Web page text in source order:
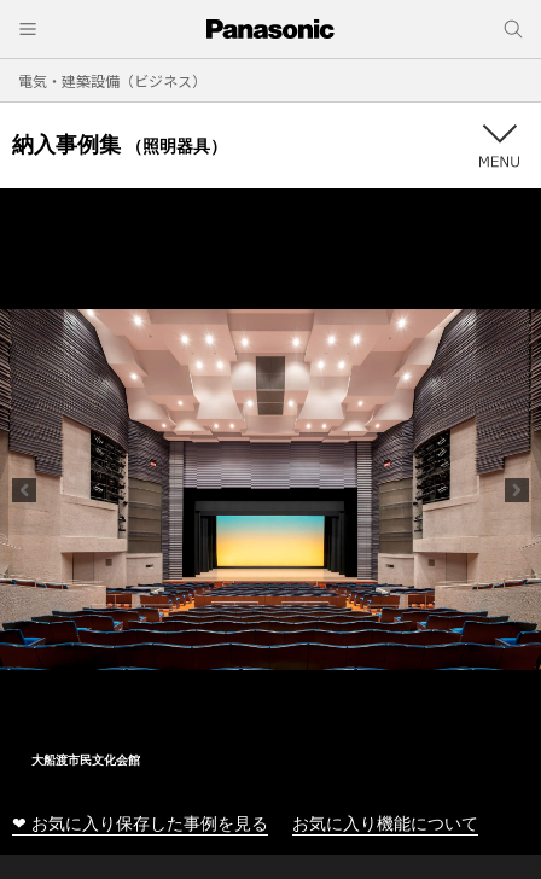
電気・建築設備（ビジネス）
納入事例集 （照明器具）
大船渡市民文化会館
❤ お気に入り保存した事例を見る お気に入り機能について